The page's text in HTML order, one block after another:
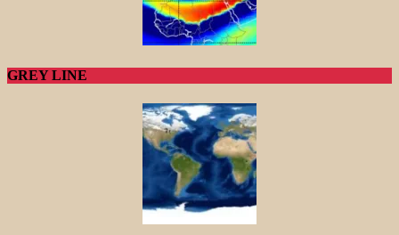
GREY LINE